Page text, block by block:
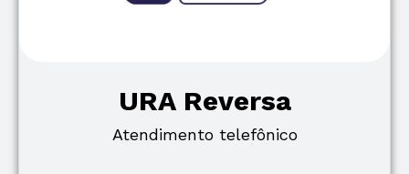
URA Reversa
Atendimento telefônico